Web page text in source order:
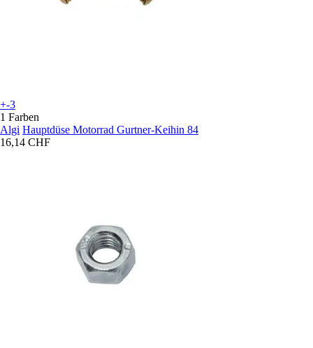
+-3
1 Farben
Algi Hauptdüse Motorrad Gurtner-Keihin 84
16,14 CHF